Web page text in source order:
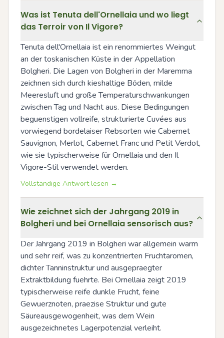
Was ist Tenuta dell'Ornellaia und wo liegt
das Terroir von Il Vigore?
Tenuta dell'Ornellaia ist ein renommiertes Weingut
an der toskanischen Küste in der Appellation
Bolgheri. Die Lagen von Bolgheri in der Maremma
zeichnen sich durch kieshaltige Böden, milde
Meeresluft und große Temperaturschwankungen
zwischen Tag und Nacht aus. Diese Bedingungen
beguenstigen vollreife, strukturierte Cuvées aus
vorwiegend bordelaiser Rebsorten wie Cabernet
Sauvignon, Merlot, Cabernet Franc und Petit Verdot,
wie sie typischerweise für Ornellaia und den Il
Vigore-Stil verwendet werden.
Vollständige Antwort lesen →
Wie zeichnet sich der Jahrgang 2019 in
Bolgheri und bei Ornellaia sensorisch aus?
Der Jahrgang 2019 in Bolgheri war allgemein warm
und sehr reif, was zu konzentrierten Fruchtaromen,
dichter Tanninstruktur und ausgepraegter
Extraktbildung fuehrte. Bei Ornellaia zeigt 2019
typischerweise reife dunkle Frucht, feine
Gewuerznoten, praezise Struktur und gute
Säureausgewogenheit, was dem Wein
ausgezeichnetes Lagerpotenzial verleiht.